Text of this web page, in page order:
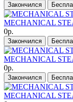
Закончился
MECHANICAL
0р.
Закончился
MECHANICAL
0р.
Закончился
MECHANICAL